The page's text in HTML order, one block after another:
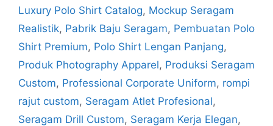
Luxury Polo Shirt Catalog, Mockup Seragam
Realistik, Pabrik Baju Seragam, Pembuatan Polo
Shirt Premium, Polo Shirt Lengan Panjang,
Produk Photography Apparel, Produksi Seragam
Custom, Professional Corporate Uniform, rompi
rajut custom, Seragam Atlet Profesional,
Seragam Drill Custom, Seragam Kerja Elegan,